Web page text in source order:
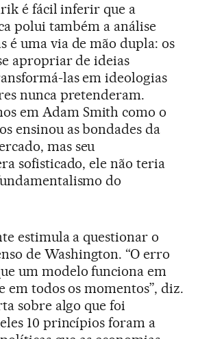
é fácil inferir que a
polui também a análise
é uma via de mão dupla: os
apropriar de ideias
las em ideologias
nunca pretenderam.
em Adam Smith como o
ensinou as bondades da
mas seu
sofisticado, ele não teria
do
estimula a questionar o
de Washington. “O erro
um modelo funciona em
em todos os momentos”, diz.
sobre algo que foi
10 princípios foram a